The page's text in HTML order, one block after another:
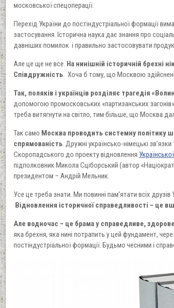
московської спецоперації.
Перехід України до постіндустріальної формації
застосування. Історична наука дає знання про
давніших помилок і правильно застосовувати
Але це ще не все. На нинішній історичній брехні
Співдружність. Хоча б тому, що Москвою
Так, поляків і українців розділяє трагедія
допомогою промосковських «партизанських загонів»
треба витягнути на світло, тим більше, що Москва
Так само Москва проводить системну політику
спрямованість. Дружні українсько-німецькі
Скоропадського до проекту відновлення
підполковник Микола Сціборський (автор
президентом – Андрій Мельник.
Усе це треба знати. Ми повинні пам’ятати всіх
Відновлення історичної справедливості – це
Але водночас – це брама у справедливе,
яка брехня, яка нині потрапить у цей фундамент,
постіндустріальної формації. Будьмо чесними і